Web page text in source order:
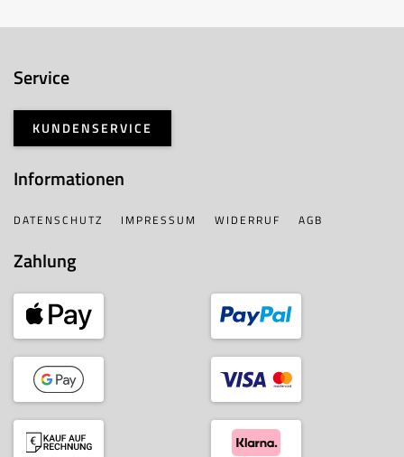
Service
KUNDENSERVICE
Informationen
DATENSCHUTZ IMPRESSUM WIDERRUF AGB
Zahlung